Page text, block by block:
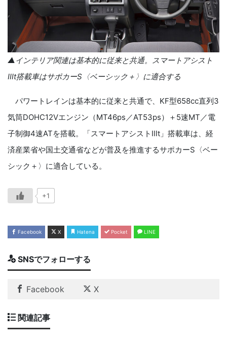
▲インテリア関連は基本的に従来と共通。スマートアシスト
Ⅲt搭載車はサポカーS 〈ベーシック＋〉に適合する
パワートレインは基本的に従来と共通で、 KF型658cc直列3
気筒DOHC12Vエンジン（MT46ps／AT53ps）＋ 5速MT／電
子制御4速ATを搭載。 「スマートアシスト Ⅲt 」搭載車は、 経
済産業省や国土交通省などが普及を推進するサポカーS 〈ベー
シック＋〉に適合している。
+1
Facebook X Hatena Pocket LINE
SNSでフォローする
Facebook X
関連記事